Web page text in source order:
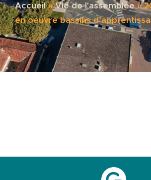
Accueil»Vie de l'assemblée»
en oeuvre bassins